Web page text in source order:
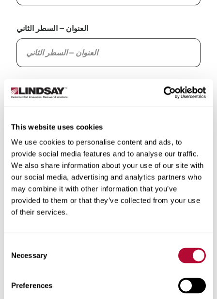
This website uses cookies
We use cookies to personalise content and ads, to
provide social media features and to analyse our traffic.
We also share information about your use of our site with
our social media, advertising and analytics partners who
may combine it with other information that you’ve
provided to them or that they’ve collected from your use
of their services.
Selection
Necessary
Preferences
العنوان – السطر الثاني
الدولة
الولاية/المقاطعة
المدينة